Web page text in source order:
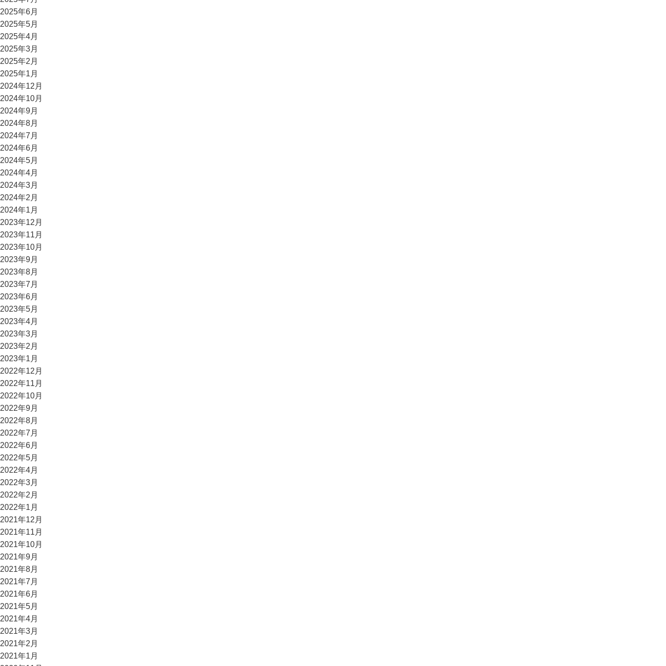
2025年6月
2025年5月
2025年4月
2025年3月
2025年2月
2025年1月
2024年12月
2024年10月
2024年9月
2024年8月
2024年7月
2024年6月
2024年5月
2024年4月
2024年3月
2024年2月
2024年1月
2023年12月
2023年11月
2023年10月
2023年9月
2023年8月
2023年7月
2023年6月
2023年5月
2023年4月
2023年3月
2023年2月
2023年1月
2022年12月
2022年11月
2022年10月
2022年9月
2022年8月
2022年7月
2022年6月
2022年5月
2022年4月
2022年3月
2022年2月
2022年1月
2021年12月
2021年11月
2021年10月
2021年9月
2021年8月
2021年7月
2021年6月
2021年5月
2021年4月
2021年3月
2021年2月
2021年1月